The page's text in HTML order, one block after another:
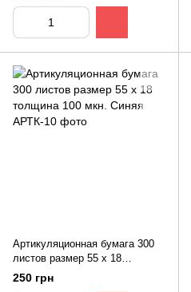
Артикуляционная бумага 300
листов размер 55 x 18
толщина 100 мкн. Синяя
250 грн